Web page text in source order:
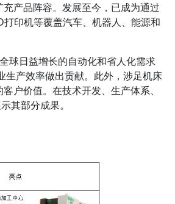
产品阵容。发展至今，已成为通过
印机等覆盖汽车、机器人、能源和
日益增长的自动化和省人化需求
生产效率做出贡献。此外，涉足机床
户价值。在技术开发、生产体系、
其部分成果。